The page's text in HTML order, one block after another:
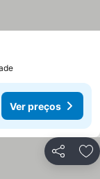
preços
Ver preços
Partilhar